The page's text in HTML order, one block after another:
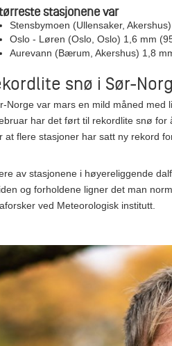
stasjonene var
Stensbymoen (Ullensaker,
Oslo - Løren (Oslo, Oslo) 1,6 mm
Aurevann (Bærum, Akershus) 1,8
snø i Sør-
Norge var mars en mild måned
har det ført til rekordlite snø
at flere stasjoner har satt ny rekord
av stasjonene i høyereliggende
og forholdene ligner det man
ved Meteorologisk institutt.